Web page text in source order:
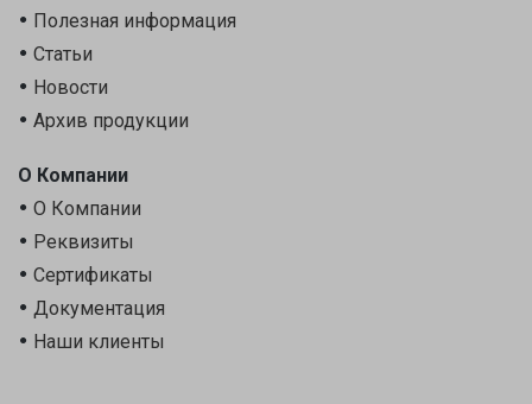
Полезная информация
Статьи
Новости
Архив продукции
О Компании
О Компании
Реквизиты
Сертификаты
Документация
Наши клиенты